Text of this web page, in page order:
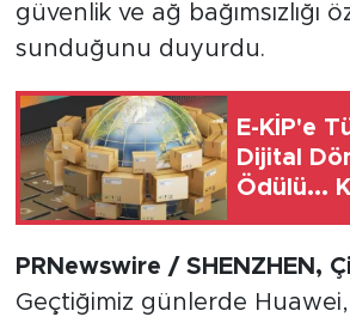
güvenlik ve ağ bağımsızlığı
sunduğunu duyurdu.
E-KİP'e
Dijital
Ödülü...
PRNewswire / SHENZHEN,
Geçtiğimiz günlerde